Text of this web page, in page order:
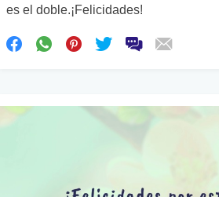
es el doble.¡Felicidades!